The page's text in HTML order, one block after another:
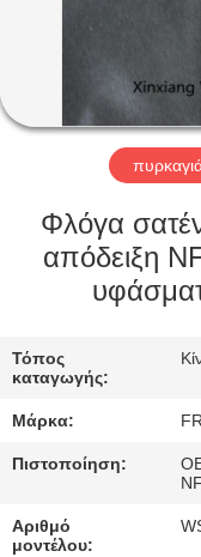
ΠΕΡΊΠΟΥ
ΓΎΡΟΣ
ΠΟΙΟΤΙΚΌΣ
ΈΛΕΓΧΟΣ
ΜΑΣ
ΕΛΆΤΕ
ΕΠΑΦΉ
ΜΕ
Φλόγα
απόδειξη
Τόπος
καταγωγής:
Μάρκα:
Πιστοποίηση:
Αριθμό
μοντέλου: